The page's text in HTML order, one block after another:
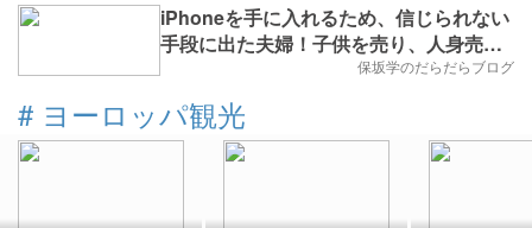
分しておくこと
iPhoneを手に入れるため、信じられない
手段に出た夫婦！子供を売り、人身売買
で逮捕された衝撃の事件保坂学のだらだらブログ
# ヨーロッパ観光